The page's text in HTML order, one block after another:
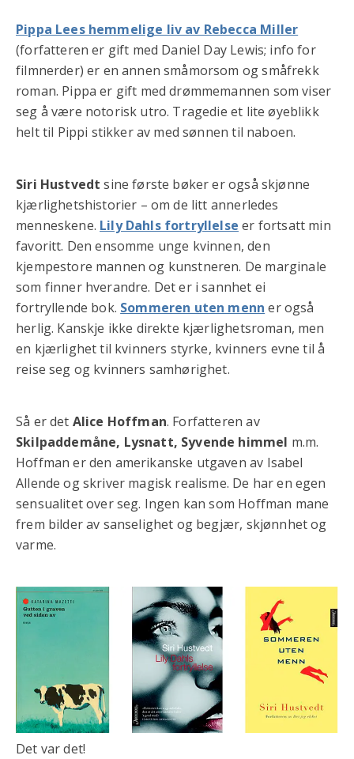
Pippa Lees hemmelige liv av Rebecca Miller
(forfatteren er gift med Daniel Day Lewis; info for
filmnerder) er en annen småmorsom og småfrekk
roman. Pippa er gift med drømmemannen som viser
seg å være notorisk utro. Tragedie et lite øyeblikk
helt til Pippi stikker av med sønnen til naboen.
Siri Hustvedt sine første bøker er også skjønne
kjærlighetshistorier – om de litt annerledes
menneskene. Lily Dahls fortryllelse er fortsatt min
favoritt. Den ensomme unge kvinnen, den
kjempestore mannen og kunstneren. De marginale
som finner hverandre. Det er i sannhet ei
fortryllende bok. Sommeren uten menn er også
herlig. Kanskje ikke direkte kjærlighetsroman, men
en kjærlighet til kvinners styrke, kvinners evne til å
reise seg og kvinners samhørighet.
Så er det Alice Hoffman. Forfatteren av
Skilpaddemåne, Lysnatt, Syvende himmel m.m.
Hoffman er den amerikanske utgaven av Isabel
Allende og skriver magisk realisme. De har en egen
sensualitet over seg. Ingen kan som Hoffman mane
frem bilder av sanselighet og begjær, skjønnhet og
varme.
Det var det!